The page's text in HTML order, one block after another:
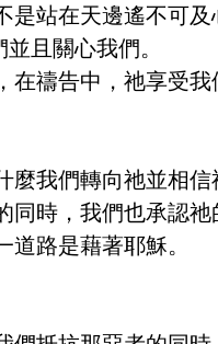
站在天邊遙不可
且關心我們。
禱告中，祂享受我
我們轉向祂並相
時，我們也承認
路是藉著耶穌。